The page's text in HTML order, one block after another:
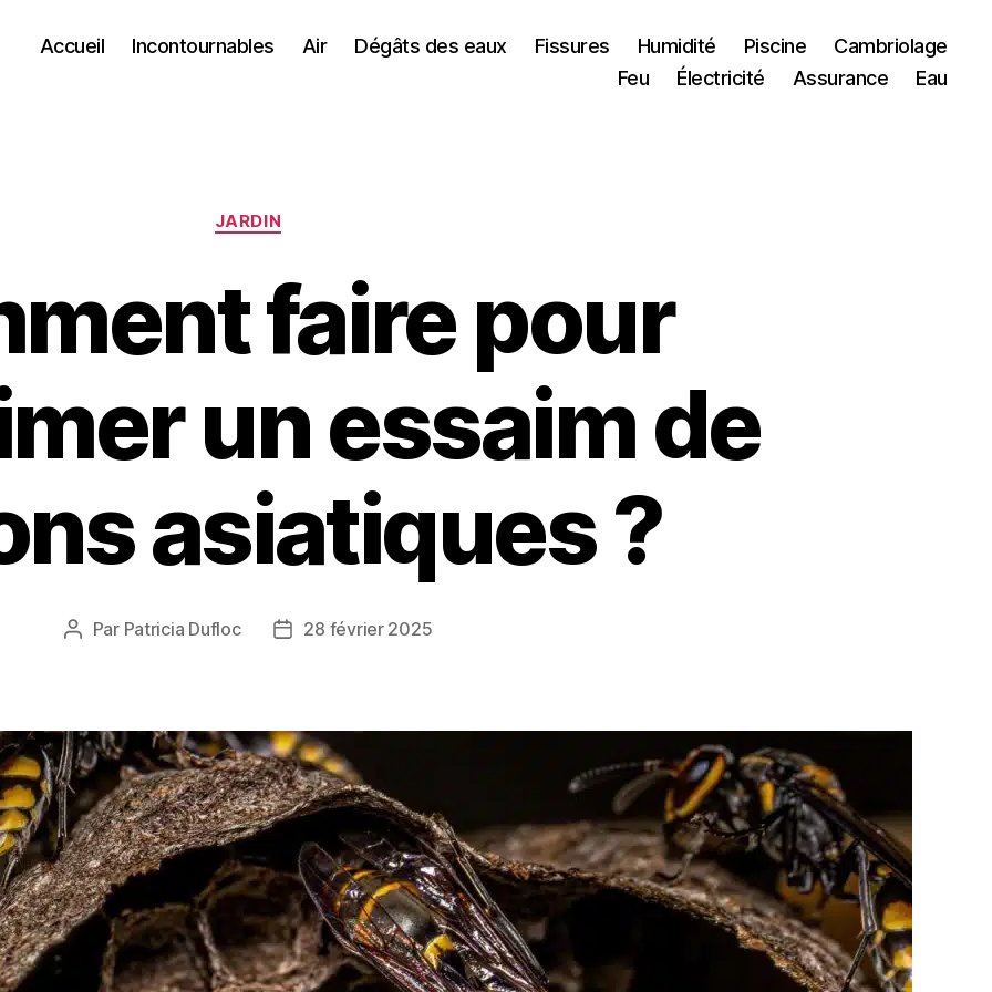
Accueil Incontournables Air Dégâts des eaux Fissures Humidité Piscine
Cambriolage
Feu
Électricité Assurance Eau
Catégories
JARDIN
faire pour
un essaim de
asiatiques ?
Auteur
Par Patricia Dufloc
Date28 février 2025